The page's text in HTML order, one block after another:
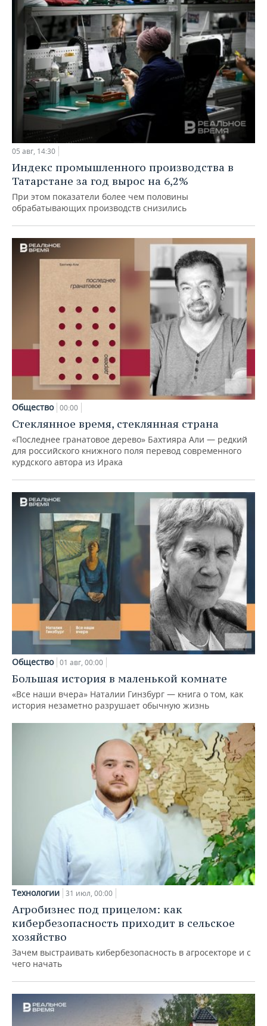
05 авг, 14:30
Индекс промышленного производства в
Татарстане за год вырос на 6,2%
При этом показатели более чем половины
обрабатывающих производств снизились
Общество 00:00
Стеклянное время, стеклянная страна
«Последнее гранатовое дерево» Бахтияра Али — редкий
для российского книжного поля перевод современного
курдского автора из Ирака
Общество 01 авг, 00:00
Большая история в маленькой комнате
«Все наши вчера» Наталии Гинзбург — книга о том, как
история незаметно разрушает обычную жизнь
Технологии 31 июл, 00:00
Агробизнес под прицелом: как
кибербезопасность приходит в сельское
хозяйство
Зачем выстраивать кибербезопасность в агросекторе и с
чего начать